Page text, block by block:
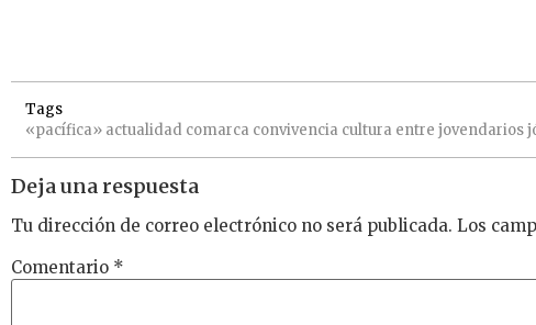
Tags
«pacífica» actualidad comarca convivencia cultura entre jovendarios
Deja una respuesta
Tu dirección de correo electrónico no será publicada. Los
Comentario *